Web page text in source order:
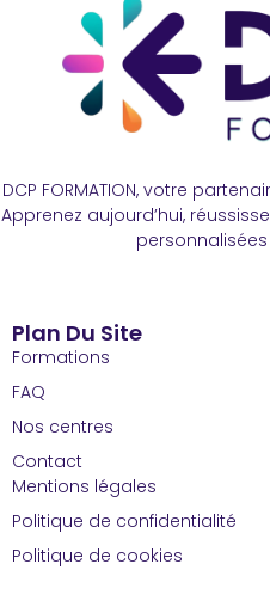
DCP FORMATION, votre
Apprenez aujourd’hui,
Plan Du Site
Formations
FAQ
Nos centres
Contact
Mentions légales
Politique de confidentialité
Politique de cookies